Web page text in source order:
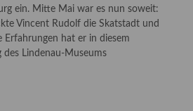
ein. Mitte Mai war es nun soweit:
Vincent Rudolf die Skatstadt und
Erfahrungen hat er in diesem
Lindenau-Museums